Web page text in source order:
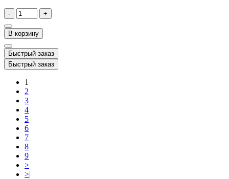
- +
В корзину
Быстрый заказ
Быстрый заказ
1
2
3
4
5
6
7
8
9
>
>|